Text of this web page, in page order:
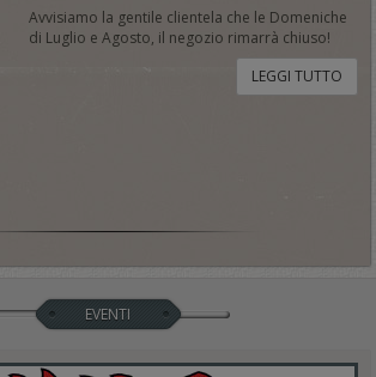
Avvisiamo la gentile clientela che le Domeniche
di Luglio e Agosto, il negozio rimarrà chiuso!
LEGGI TUTTO
EVENTI